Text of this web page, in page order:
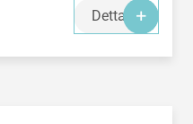
Dettagli